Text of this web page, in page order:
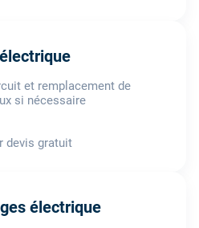
et remplacement de
si nécessaire
devis gratuit
électrique